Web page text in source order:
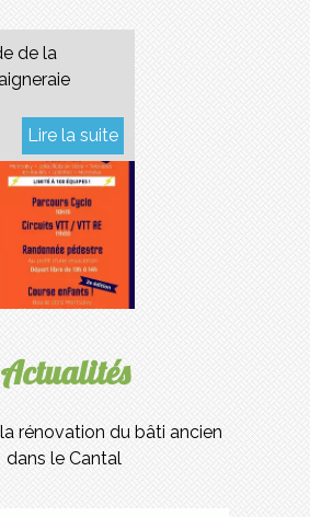
de la
Actualités
rénovation du bâti ancien
dans le Cantal